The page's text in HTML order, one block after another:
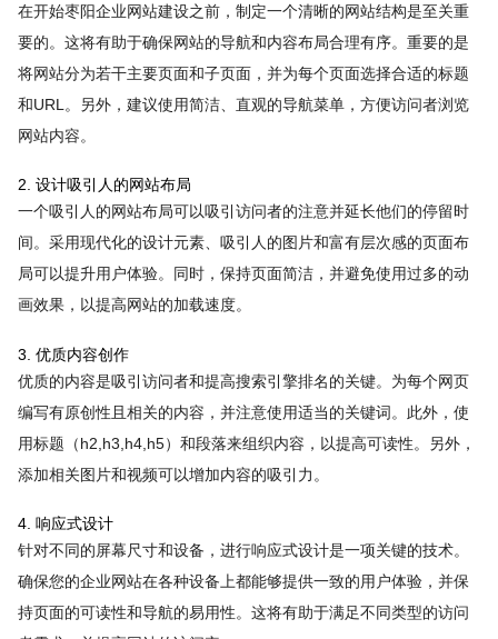
在开始枣阳企业网站建设之前，制定一个清晰的网站结构是至关重
要的。这将有助于确保网站的导航和内容布局合理有序。重要的是
将网站分为若干主要页面和子页面，并为每个页面选择合适的标题
和URL。另外，建议使用简洁、直观的导航菜单，方便访问者浏览
网站内容。
2. 设计吸引人的网站布局
一个吸引人的网站布局可以吸引访问者的注意并延长他们的停留时
间。采用现代化的设计元素、吸引人的图片和富有层次感的页面布
局可以提升用户体验。同时，保持页面简洁，并避免使用过多的动
画效果，以提高网站的加载速度。
3. 优质内容创作
优质的内容是吸引访问者和提高搜索引擎排名的关键。为每个网页
编写有原创性且相关的内容，并注意使用适当的关键词。此外，使
用标题（h2,h3,h4,h5）和段落来组织内容，以提高可读性。另外，
添加相关图片和视频可以增加内容的吸引力。
4. 响应式设计
针对不同的屏幕尺寸和设备，进行响应式设计是一项关键的技术。
确保您的企业网站在各种设备上都能够提供一致的用户体验，并保
持页面的可读性和导航的易用性。这将有助于满足不同类型的访问